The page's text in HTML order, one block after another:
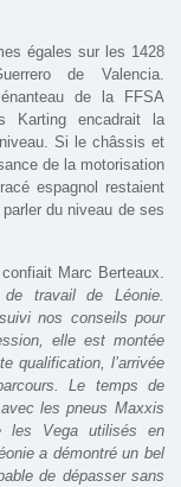
égales sur les 1428
de Valencia.
de la FFSA
Karting encadrait la
Si le châssis et
de la motorisation
espagnol restaient
du niveau de ses
Marc Berteaux.
travail de Léonie.
nos conseils pour
elle est montée
qualification, l’arrivée
Le temps de
les pneus Maxxis
les Vega utilisés en
a démontré un bel
de dépasser sans